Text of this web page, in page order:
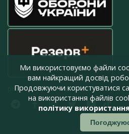
press@armyinform.com.ua
Ми використовуємо файли
вам найкращий досвід
Продовжуючи користуватися
на використання файлів
політику